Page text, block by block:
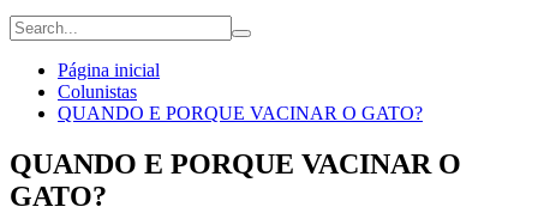
Página inicial
Colunistas
QUANDO E PORQUE VACINAR O GATO?
QUANDO E PORQUE VACINAR O
GATO?